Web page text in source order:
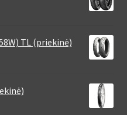
TL (priekinė)